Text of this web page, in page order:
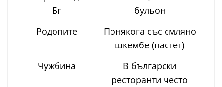
Бг
бульон
Родопите
Понякога със смляно
шкембе (пастет)
Чужбина
В български
ресторанти често